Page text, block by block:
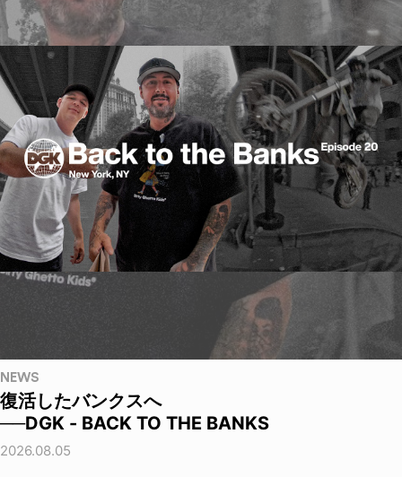
NEWS
復活したバンクスへ
──DGK - BACK TO THE BANKS
2026.08.05